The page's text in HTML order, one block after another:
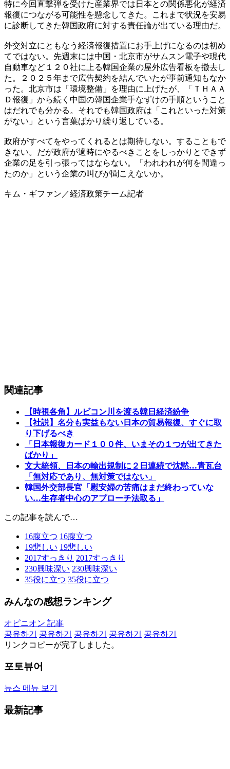
特に今回直撃弾を受けた産業界では日本との関係悪化が経済
報復につながる可能性を懸念してきた。これまで状況を安易
に診断してきた韓国政府に対する責任論が出ている理由だ。
外交対立にともなう経済報復措置にお手上げになるのは初め
てではない。先週末には中国・北京市がサムスン電子や現代
自動車など１２０社に上る韓国企業の屋外広告看板を撤去し
た。２０２５年まで広告契約を結んでいたが事前通知もなか
った。北京市は「環境整備」を理由に上げたが、「ＴＨＡＡ
Ｄ報復」から続く中国の韓国企業手なずけの手順ということ
はだれでも分かる。それでも韓国政府は「これといった対策
がない」という言葉ばかり繰り返している。
政府がすべてをやってくれるとは期待しない。することもで
きない。だが政府が適時にやるべきことをしっかりとできず
企業の足を引っ張ってはならない。「われわれが何を間違っ
たのか」という企業の叫びが聞こえないか。
キム・ギファン／経済政策チーム記者
関連記事
【時視各角】ルビコン川を渡る韓日経済紛争
【社説】名分も実益もない日本の貿易報復、すぐに取
り下げるべき
「日本報復カード１００件、いまその１つが出てきた
ばかり」
文大統領、日本の輸出規制に２日連続で沈黙…青瓦台
「無対応であり、無対策ではない」
韓国外交部長官「慰安婦の苦痛はまだ終わっていな
い…生存者中心のアプローチ法取る」
この記事を読んで…
16腹立つ 16腹立つ
19悲しい 19悲しい
2017すっきり 2017すっきり
230興味深い 230興味深い
35役に立つ 35役に立つ
みんなの感想ランキング
オピニオン 記事
공유하기
공유하기 공유하기 공유하기
공유하기
リンクコピーが完了しました。
포토뷰어
뉴스 메뉴 보기
最新記事